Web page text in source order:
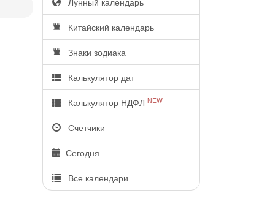
Китайский календарь
Знаки зодиака
Калькулятор дат
Калькулятор НДФЛ NEW
Счетчики
Сегодня
Все календари